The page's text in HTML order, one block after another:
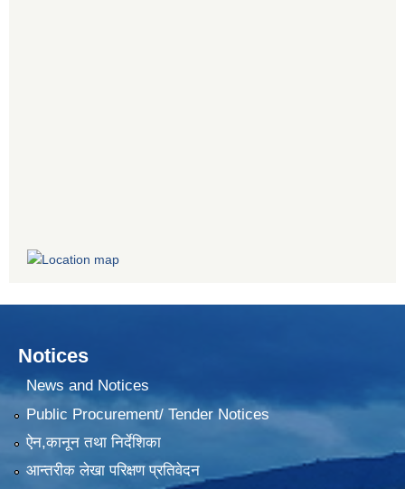
Notices
News and Notices
Public Procurement/ Tender Notices
ऐन,कानून तथा निर्देशिका
आन्तरीक लेखा परिक्षण प्रतिवेदन